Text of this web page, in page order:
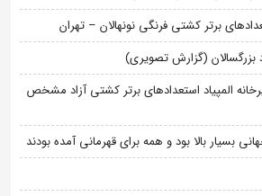
برتر کشتی فرنگی نونهالان – تهران
(گزارش تصویری)
المپیاد استعدادهای برتر کشتی آزاد مشخص
بسیار بالا بود و همه برای قهرمانی آمده بودند